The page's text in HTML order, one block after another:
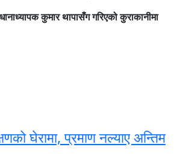
कुमार थापासँग गरिएको कुराकानीमा
घेरामा, प्रमाण नल्याए अन्तिम